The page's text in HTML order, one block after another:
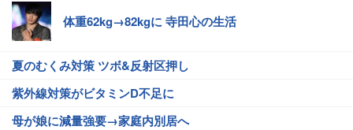
体重62kg→82kgに 寺田心の生活
夏のむくみ対策 ツボ&反射区押し
紫外線対策がビタミンD不足に
母が娘に減量強要→家庭内別居へ